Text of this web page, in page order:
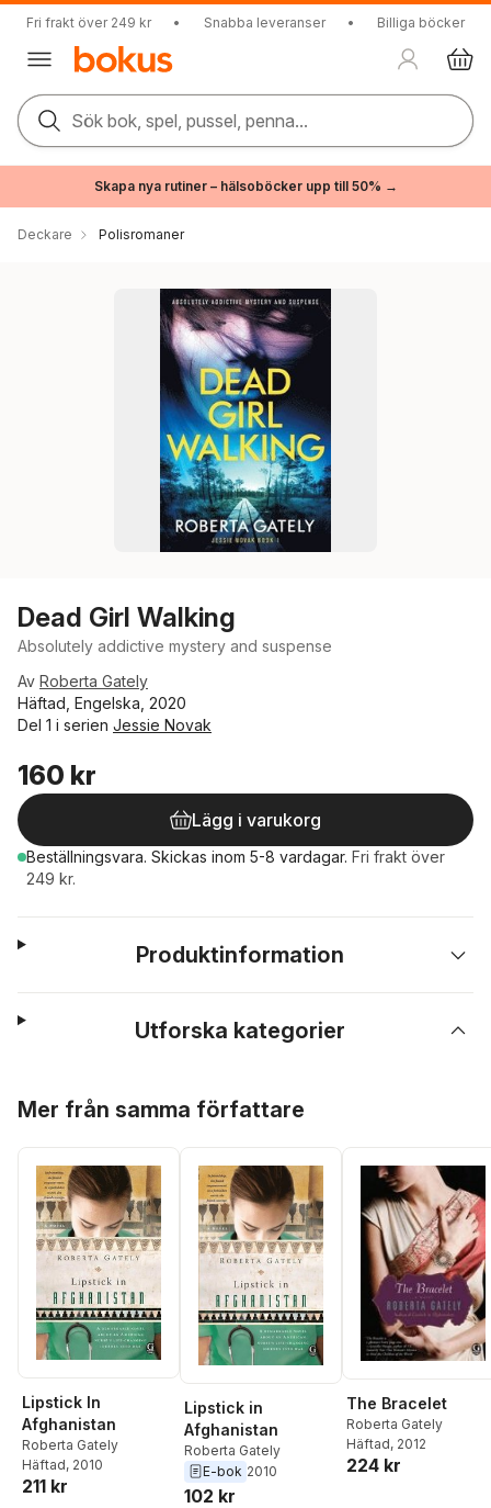
Fri frakt över 249 kr • Snabba leveranser • Billiga böcker
Sök bok, spel, pussel, penna...
Skapa nya rutiner – hälsoböcker upp till 50% →
Deckare Polisromaner
Dead Girl Walking
Absolutely addictive mystery and suspense
Av Roberta Gately
Häftad, Engelska, 2020
Del 1 i serien Jessie Novak
160 kr
Lägg i varukorg
Beställningsvara. Skickas inom 5-8 vardagar. Fri frakt över
249 kr.
Produktinformation
Utforska kategorier
Mer från samma författare
Lipstick In
Afghanistan
Roberta Gately
Häftad, 2010
211 kr
Lipstick in
Afghanistan
Roberta Gately
E-bok 2010
102 kr
The Bracelet
Roberta Gately
Häftad, 2012
224 kr